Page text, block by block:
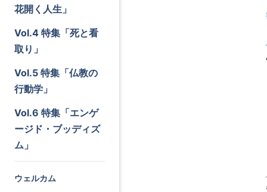
花開く人生」
Vol.4 特集「死と看
取り」
Vol.5 特集「仏教の
行動学」
Vol.6 特集「エンゲ
ージド・ブッディズ
ム」
ウェルカム